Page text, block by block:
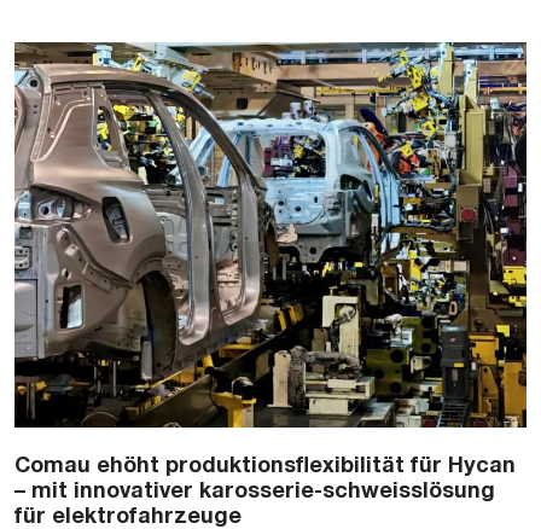
Comau ehöht produktionsflexibilität für Hycan
– mit innovativer karosserie-schweisslösung
für elektrofahrzeuge